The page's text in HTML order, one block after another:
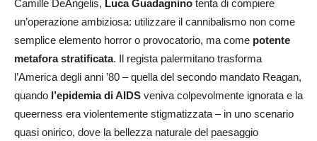
Camille DeAngelis, Luca Guadagnino tenta di compiere
un’operazione ambiziosa: utilizzare il cannibalismo non come
semplice elemento horror o provocatorio, ma come potente
metafora stratificata. Il regista palermitano trasforma
l’America degli anni ’80 – quella del secondo mandato Reagan,
quando l’epidemia di AIDS veniva colpevolmente ignorata e la
queerness era violentemente stigmatizzata – in uno scenario
quasi onirico, dove la bellezza naturale del paesaggio